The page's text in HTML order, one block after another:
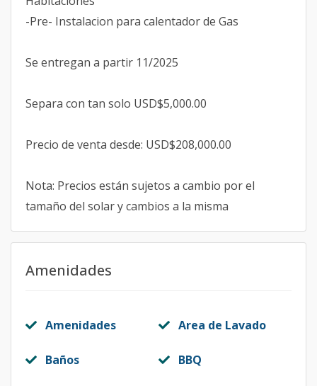
-Pre- Instalacion para calentador de Gas
Se entregan a partir 11/2025
Separa con tan solo USD$5,000.00
Precio de venta desde: USD$208,000.00
Nota: Precios están sujetos a cambio por el
tamaño del solar y cambios a la misma
Amenidades
Amenidades Area de Lavado
Baños BBQ